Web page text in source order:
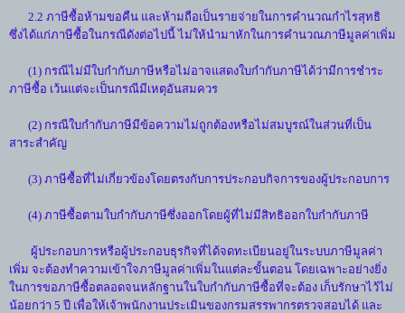
2.2 ภาษีซื้อห้ามขอคืน และห้ามถือเป็นรายจ่ายในการคำนวณกำไรสุทธิ
ซึ่งได้แก่ภาษีซื้อในกรณีดังต่อไปนี้ ไม่ให้นำมาหักในการคำนวณภาษีมูลค่าเพิ่ม
(1) กรณีไม่มีใบกำกับภาษีหรือไม่อาจแสดงใบกำกับภาษีได้ว่ามีการชำระ
ภาษีซื้อ เว้นแต่จะเป็นกรณีมีเหตุอันสมควร
(2) กรณีใบกำกับภาษีมีข้อความไม่ถูกต้องหรือไม่สมบูรณ์ในส่วนที่เป็น
สาระสำคัญ
(3) ภาษีซื้อที่ไม่เกี่ยวข้องโดยตรงกับการประกอบกิจการของผู้ประกอบการ
(4) ภาษีซื้อตามใบกำกับภาษีซึ่งออกโดยผู้ที่ไม่มีสิทธิออกใบกำกับภาษี
ผู้ประกอบการหรือผู้ประกอบธุรกิจที่ได้จดทะเบียนอยู่ในระบบภาษีมูลค่า
เพิ่ม จะต้องทำความเข้าใจภาษีมูลค่าเพิ่มในแต่ละขั้นตอน โดยเฉพาะอย่างยิ่ง
ในการขอภาษีซื้อตลอดจนหลักฐานในใบกำกับภาษีซื้อที่จะต้อง เก็บรักษาไว้ไม่
น้อยกว่า 5 ปี เพื่อให้เจ้าพนักงานประเมินของกรมสรรพากรตรวจสอบได้ และ